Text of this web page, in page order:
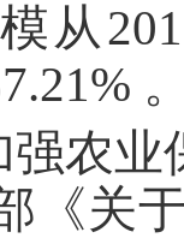
从
强农
《关